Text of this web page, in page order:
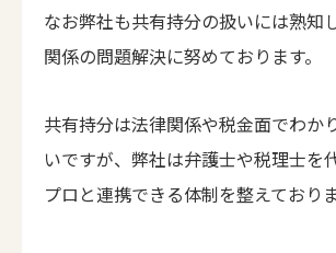
なお弊社も共有持分の扱いには熟知
関係の問題解決に努めております。
共有持分は法律関係や税金面でわか
いですが、弊社は弁護士や税理士を
プロと連携できる体制を整えておりま